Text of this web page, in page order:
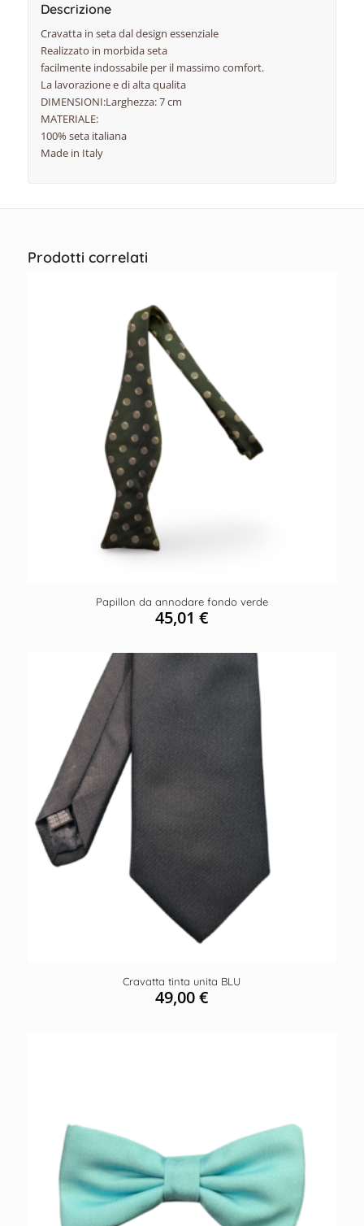
Descrizione
Cravatta in seta dal design essenziale
Realizzato in morbida seta
facilmente indossabile per il massimo comfort.
La lavorazione e di alta qualita
DIMENSIONI:Larghezza: 7 cm
MATERIALE:
100% seta italiana
Made in Italy
Prodotti correlati
Papillon da annodare fondo verde
45,01€
Cravatta tinta unita BLU
49,00€